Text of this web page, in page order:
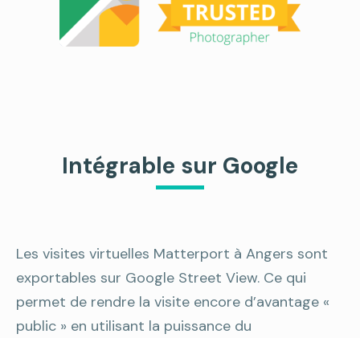
Intégrable sur Google
Les visites virtuelles Matterport à Angers sont
exportables sur Google Street View. Ce qui
permet de rendre la visite encore d’avantage «
public » en utilisant la puissance du